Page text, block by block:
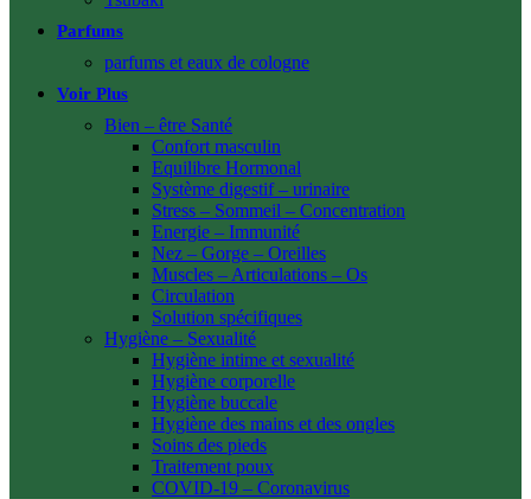
Parfums
parfums et eaux de cologne
Voir Plus
Bien – être Santé
Confort masculin
Equilibre Hormonal
Système digestif – urinaire
Stress – Sommeil – Concentration
Energie – Immunité
Nez – Gorge – Oreilles
Muscles – Articulations – Os
Circulation
Solution spécifiques
Hygiène – Sexualité
Hygiène intime et sexualité
Hygiène corporelle
Hygiène buccale
Hygiène des mains et des ongles
Soins des pieds
Traitement poux
COVID-19 – Coronavirus